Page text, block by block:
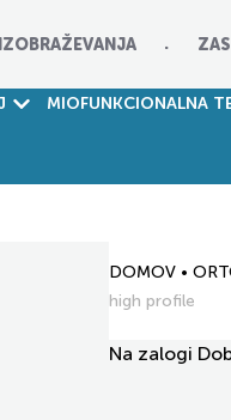
MIOFUNKCIONALNA
DOMOV •
high profile
Na zalogi